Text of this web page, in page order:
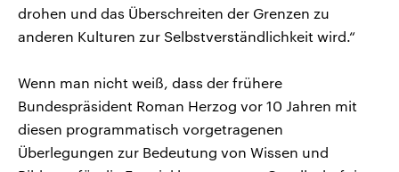
drohen und das Überschreiten der Grenzen zu
anderen Kulturen zur Selbstverständlichkeit wird.“
Wenn man nicht weiß, dass der frühere
Bundespräsident Roman Herzog vor 10 Jahren mit
diesen programmatisch vorgetragenen
Überlegungen zur Bedeutung von Wissen und